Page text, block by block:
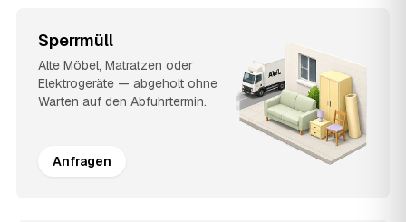
Sperrmüll
Alte Möbel, Matratzen oder
Elektrogeräte — abgeholt ohne
Warten auf den Abfuhrtermin.
Anfragen